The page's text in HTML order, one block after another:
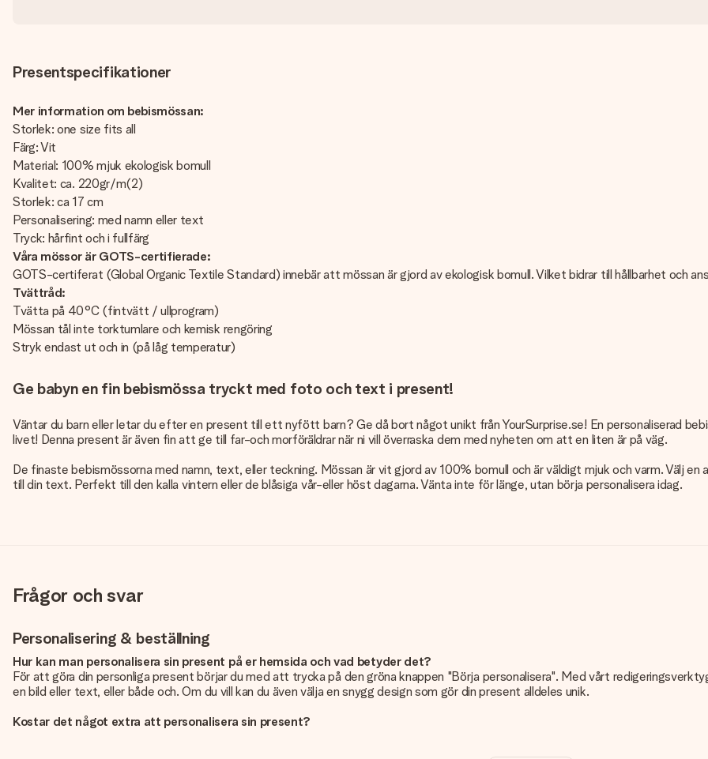
Presentspecifikationer
Mer information om bebismössan:
Storlek: one size fits all
Färg: Vit
Material: 100% mjuk ekologisk bomull
Kvalitet: ca. 220gr/m(2)
Storlek: ca 17 cm
Personalisering: med namn eller text
Tryck: hårfint och i fullfärg
Våra mössor är GOTS-certifierade:
GOTS-certiferat (Global Organic Textile Standard) innebär att mössan är gjord av ekologisk bomull. Vilket bidrar till hållbarhet och
Tvättråd:
Tvätta på 40°C (fintvätt / ullprogram)
Mössan tål inte torktumlare och kemisk rengöring
Stryk endast ut och in (på låg temperatur)
Ge babyn en fin bebismössa tryckt med foto och text i present!
Väntar du barn eller letar du efter en present till ett nyfött barn? Ge då bort något unikt från YourSurprise.se! En personaliserad
livet! Denna present är även fin att ge till far-och morföräldrar när ni vill överraska dem med nyheten om att en liten är på väg.
De finaste bebismössorna med namn, text, eller teckning. Mössan är vit gjord av 100% bomull och är väldigt mjuk och varm. Välj
till din text. Perfekt till den kalla vintern eller de blåsiga vår-eller höst dagarna. Vänta inte för länge, utan börja personalisera idag.
Frågor och svar
Personalisering & beställning
Hur kan man personalisera sin present på er hemsida och vad betyder det?
För att göra din personliga present börjar du med att trycka på den gröna knappen "Börja personalisera". Med vårt
en bild eller text, eller både och. Om du vill kan du även välja en snygg design som gör din present alldeles unik.
Kostar det något extra att personalisera sin present?